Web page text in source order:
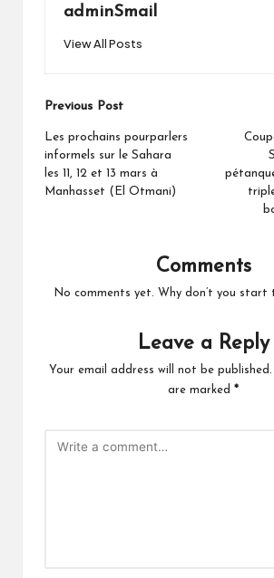
adminSmail
View All Posts
Post
navigation
Previous Post
Les prochains pourparlers
informels sur le Sahara
les 11, 12 et 13 mars à
Manhasset (El Otmani)
Comments
No comments yet. Why don’t you start
Leave a Reply
Your email address will not be published.
are marked *